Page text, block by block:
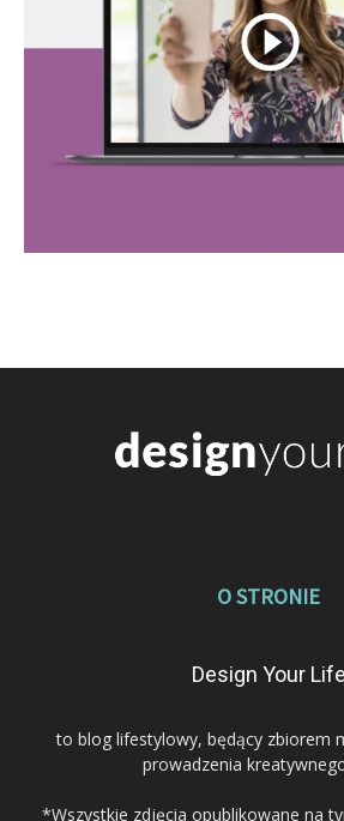
O STRONIE
Design Your Life
to blog lifestylowy, będący zbiorem
prowadzenia
*Wszystkie zdjęcia opublikowane na